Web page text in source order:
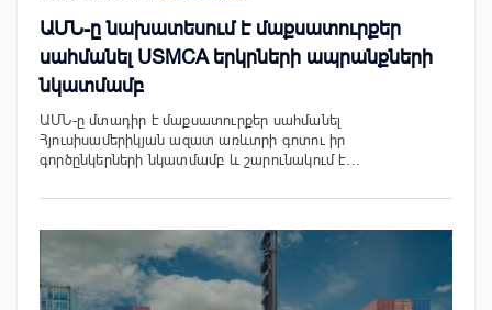
ԱՄՆ-ը նախատեսում է մաքսատուրքեր
սահմանել USMCA երկրների ապրանքների
նկատմամբ
ԱՄՆ-ը մտադիր է մաքսատուրքեր սահմանել
Հյուսիսամերիկյան ազատ առևտրի գոտու իր
գործընկերների նկատմամբ և շարունակում է…